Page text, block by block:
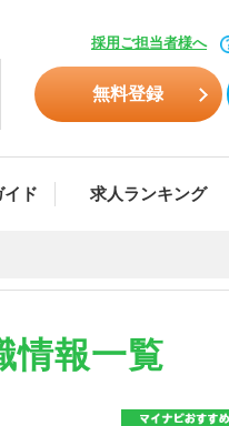
採用ご担当者様へ
無料登録
イド 求人ランキング
情報一覧